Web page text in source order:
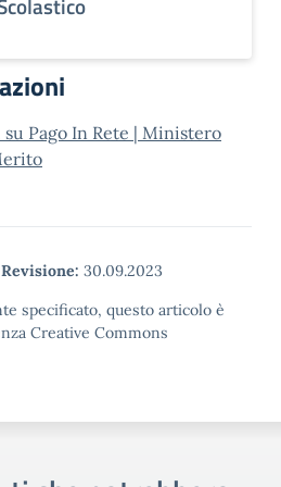
Pago In Rete | Ministero
Revisione: 30.09.2023
specificato, questo articolo è
Creative Commons